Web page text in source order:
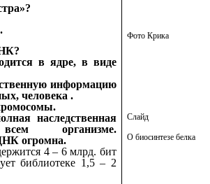
в ядре, в виде
информацию
человека .
наследственная
организме.
огромна.
4 – 6 млрд. бит
библиотеке 1,5 – 2
Фото Крика
Слайд
О биосинтезе белка